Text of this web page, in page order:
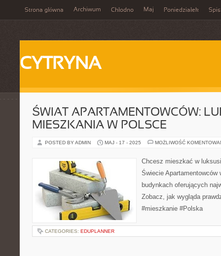
Strona główna Archiwum Chłodno Maj Poniedziałek Spis
CYTRYNA
ŚWIAT APARTAMENTOWCÓW:
MIESZKANIA W POLSCE
POSTED BY ADMIN MAJ - 17 - 2025 MOŻLIWOŚĆ
Chcesz mieszkać w
Świecie
budynkach oferujących
Zobacz, jak wygląda
#mieszkanie #Polska
CATEGORIES: EDUPLANNER